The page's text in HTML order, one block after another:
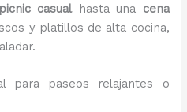
picnic casualhasta una cena
y platillos de alta cocina,
para paseos relajantes o